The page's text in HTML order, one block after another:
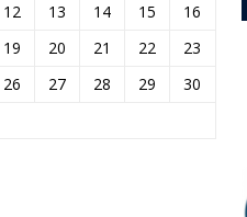
12 13 14 15
16
19 20 21 22
23
26 27 28 29
30